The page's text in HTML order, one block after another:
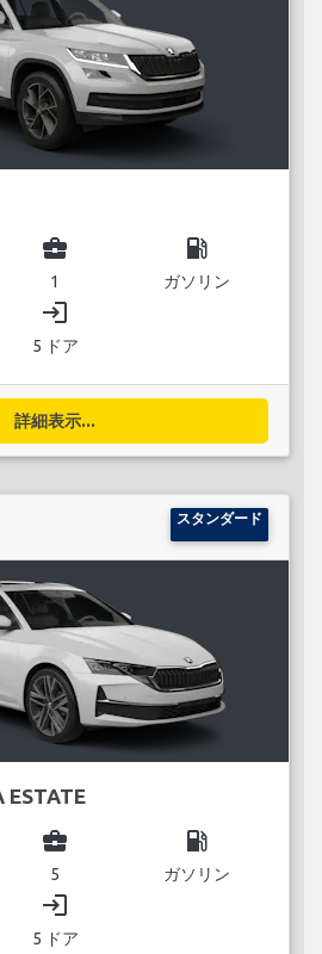
business_center
1
local_gas_station
ガソリン
login
5 ドア
詳細表示...
スタンダード
ESTATE
business_center
5
local_gas_station
ガソリン
login
5 ドア